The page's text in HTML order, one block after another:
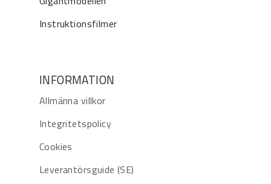
Instruktionsfilmer
INFORMATION
Allmänna villkor
Integritetspolicy
Cookies
Leverantörsguide (SE)